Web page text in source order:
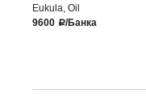
Eukula, Oil
9600
a/Банка